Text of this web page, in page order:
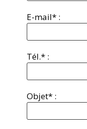
E-mail* :
Tél.* :
Objet* :